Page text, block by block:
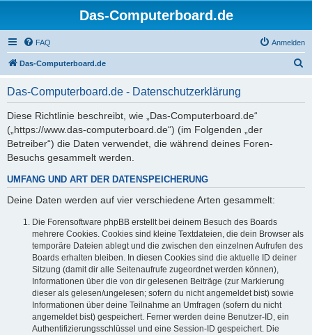
Das-Computerboard.de
FAQ Anmelden
Das-Computerboard.de
Das-Computerboard.de - Datenschutzerklärung
Diese Richtlinie beschreibt, wie „Das-Computerboard.de“
(„https://www.das-computerboard.de“) (im Folgenden „der
Betreiber“) die Daten verwendet, die während deines Foren-
Besuchs gesammelt werden.
UMFANG UND ART DER DATENSPEICHERUNG
Deine Daten werden auf vier verschiedene Arten gesammelt:
Die Forensoftware phpBB erstellt bei deinem Besuch des Boards
mehrere Cookies. Cookies sind kleine Textdateien, die dein Browser als
temporäre Dateien ablegt und die zwischen den einzelnen Aufrufen des
Boards erhalten bleiben. In diesen Cookies sind die aktuelle ID deiner
Sitzung (damit dir alle Seitenaufrufe zugeordnet werden können),
Informationen über die von dir gelesenen Beiträge (zur Markierung
dieser als gelesen/ungelesen; sofern du nicht angemeldet bist) sowie
Informationen über deine Teilnahme an Umfragen (sofern du nicht
angemeldet bist) gespeichert. Ferner werden deine Benutzer-ID, ein
Authentifizierungsschlüssel und eine Session-ID gespeichert. Die